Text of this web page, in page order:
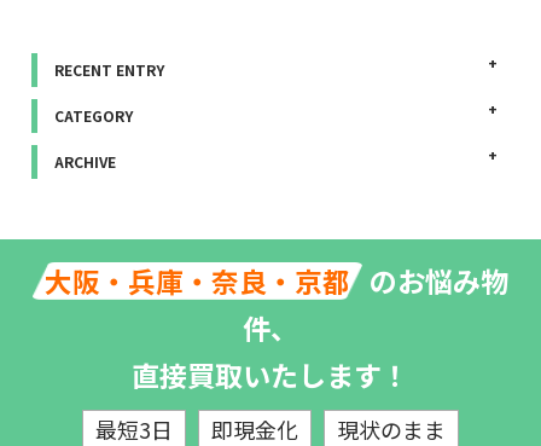
RECENT ENTRY
CATEGORY
ARCHIVE
大阪・兵庫・奈良・京都 のお悩み物
件、
直接買取いたします！
最短3日 即現金化 現状のまま